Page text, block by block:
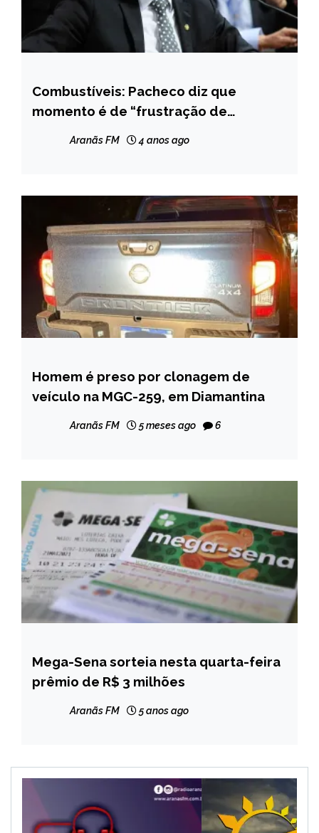
BRASIL
NOTÍCIAS
Combustíveis: Pacheco diz que
momento é de “frustração de
Aranãs FM 4 anos ago
MINAS
GERAIS
NOTÍCIAS
Homem é preso por clonagem de
veículo na MGC-259, em Diamantina
Aranãs FM 5 meses ago 6
BRASIL
NOTÍCIAS
Mega-Sena sorteia nesta quarta-feira
prêmio de R$ 3 milhões
Aranãs FM 5 anos ago